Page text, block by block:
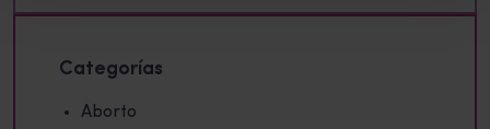
Categorías
Aborto